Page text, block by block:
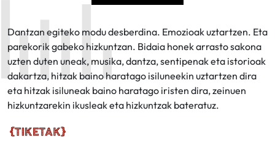
Dantzan egiteko modu desberdina. Emozioak uztartzen. Eta
parekorik gabeko hizkuntzan. Bidaia honek arrasto sakona
uzten duten uneak, musika, dantza, sentipenak eta istorioak
dakartza, hitzak baino haratago isiluneekin uztartzen dira
eta hitzak isiluneak baino haratago iristen dira, zeinuen
hizkuntzarekin ikusleak eta hizkuntzak bateratuz.